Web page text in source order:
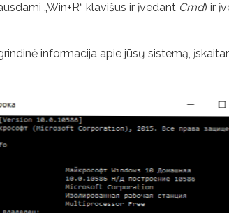
„Win+R“ klavišus ir įvedant Cmd) ir
informacija apie jūsų sistemą,